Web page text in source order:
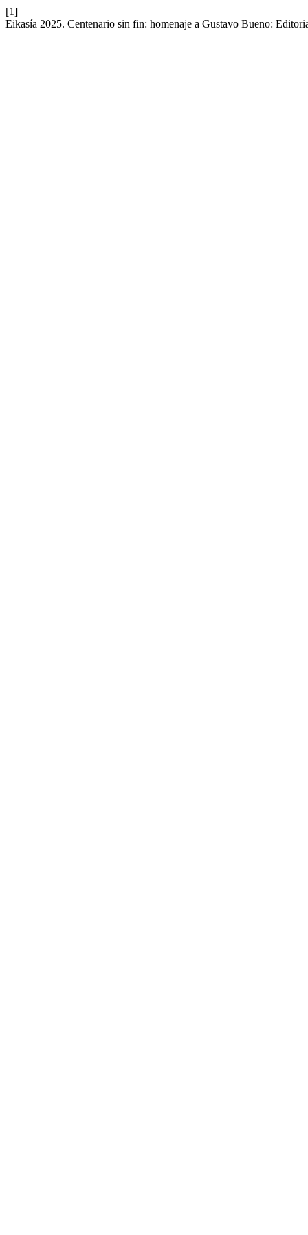
[1]
Eikasía 2025. Centenario sin fin: homenaje a Gustavo Bueno: